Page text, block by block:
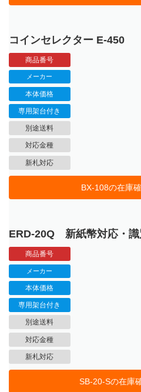
コインセレクター E-450
商品番号
メーカー
本体価格
専用架台付き
別途送料
対応金種
新札対応
BX-108の在庫
ERD-20Q 新紙幣対応・識
商品番号
メーカー
本体価格
専用架台付き
別途送料
対応金種
新札対応
SB-20-Sの在庫